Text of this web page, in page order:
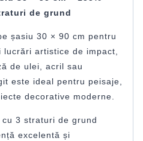
de grund
șasiu 30 × 90 cm pentru
lucrări artistice de impact,
de ulei, acril sau
este ideal pentru peisaje,
decorative moderne.
3 straturi de grund
excelentă și